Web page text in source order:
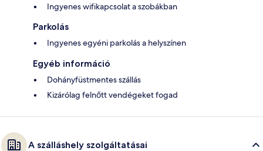
Ingyenes wifikapcsolat a szobákban
Parkolás
Ingyenes egyéni parkolás a helyszínen
Egyéb információ
Dohányfüstmentes szállás
Kizárólag felnőtt vendégeket fogad
A szálláshely szolgáltatásai